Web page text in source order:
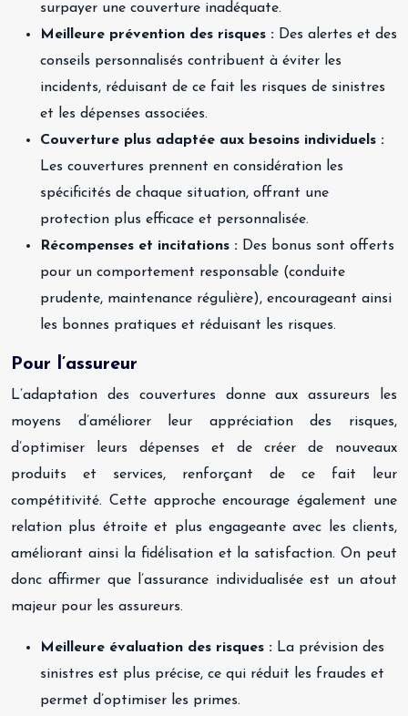
surpayer une couverture inadéquate.
Meilleure prévention des risques : Des alertes et des
conseils personnalisés contribuent à éviter les
incidents, réduisant de ce fait les risques de sinistres
et les dépenses associées.
Couverture plus adaptée aux besoins individuels :
Les couvertures prennent en considération les
spécificités de chaque situation, offrant une
protection plus efficace et personnalisée.
Récompenses et incitations : Des bonus sont offerts
pour un comportement responsable (conduite
prudente, maintenance régulière), encourageant ainsi
les bonnes pratiques et réduisant les risques.
Pour l’assureur
L’adaptation des couvertures donne aux assureurs les
moyens d’améliorer leur appréciation des risques,
d’optimiser leurs dépenses et de créer de nouveaux
produits et services, renforçant de ce fait leur
compétitivité. Cette approche encourage également une
relation plus étroite et plus engageante avec les clients,
améliorant ainsi la fidélisation et la satisfaction. On peut
donc affirmer que l’assurance individualisée est un atout
majeur pour les assureurs.
Meilleure évaluation des risques : La prévision des
sinistres est plus précise, ce qui réduit les fraudes et
permet d’optimiser les primes.